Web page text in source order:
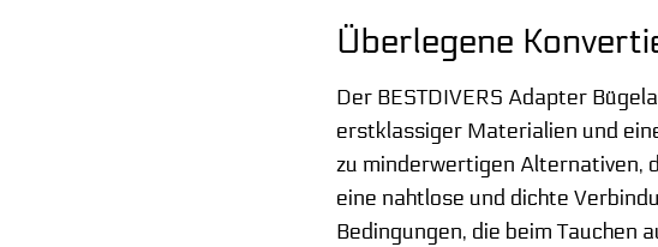
Überlegene
Der BESTDIVERS Adapter
erstklassiger Materialien und
zu minderwertigen Alternativen,
eine nahtlose und dichte
Bedingungen, die beim Tauchen